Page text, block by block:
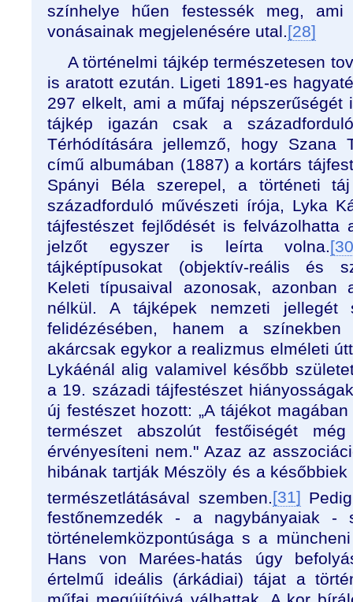
színhelye hűen festessék meg, ami
vonásainak megjelenésére utal. [28]
A történelmi tájkép természetesen
is aratott ezután. Ligeti 1891-es
297 elkelt, ami a műfaj népszerűségét
tájkép igazán csak a
Térhódítására jellemző, hogy Szana
című albumában (1887) a kortárs
Spányi Béla szerepel, a történeti
századforduló művészeti írója, Lyka
tájfestészet fejlődését is felvázolhatta
jelzőt egyszer is leírta volna.
tájképtípusokat (objektív-reális és
Keleti típusaival azonosak, azonban
nélkül. A tájképek nemzeti jellegét
felidézésében, hanem a
akárcsak egykor a realizmus elméleti
Lykáénál alig valamivel később
a 19. századi tájfestészet
új festészet hozott: „A tájékot
természet abszolút festőiségét
érvényesíteni nem." Azaz az
hibának tartják Mészöly és a
természetlátásával szemben. [31]
festőnemzedék - a nagybányaiak -
történelemközpontúsága s a
Hans von Marées-hatás úgy
értelmű ideális (árkádiai) tájat a